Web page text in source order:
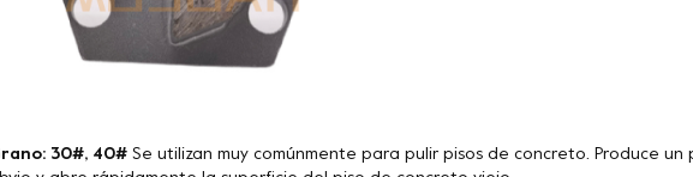
30#, 40# Se utilizan muy comúnmente para pulir pisos de concreto. Produce